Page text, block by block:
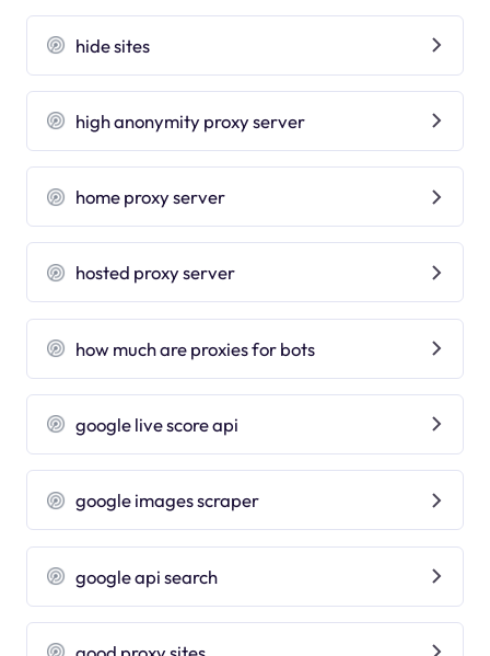
hide sites
high anonymity proxy server
home proxy server
hosted proxy server
how much are proxies for bots
google live score api
google images scraper
google api search